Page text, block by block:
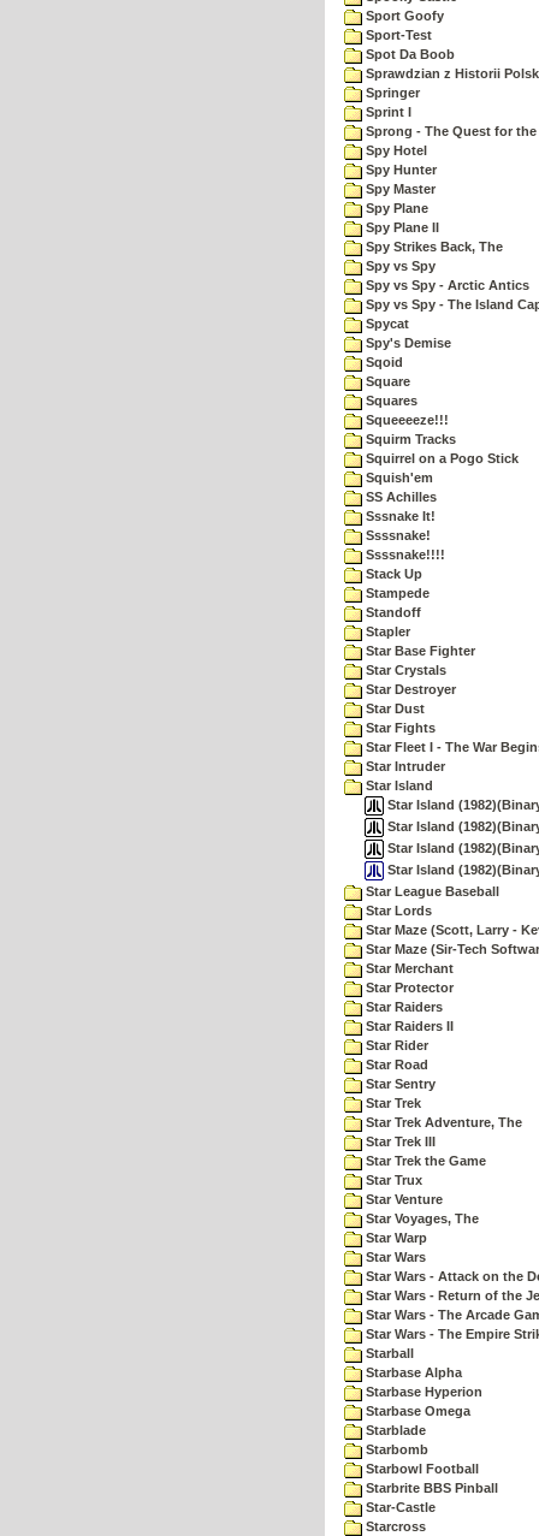
Sport Goofy
Sport-Test
Spot Da Boob
Sprawdzian z Historii
Springer
Sprint I
Sprong - The Quest for
Spy Hotel
Spy Hunter
Spy Master
Spy Plane
Spy Plane II
Spy Strikes Back, The
Spy vs Spy
Spy vs Spy - Arctic Antics
Spy vs Spy - The Island
Spycat
Spy's Demise
Sqoid
Square
Squares
Squeeeeze!!!
Squirm Tracks
Squirrel on a Pogo Stick
Squish'em
SS Achilles
Sssnake It!
Ssssnake!
Ssssnake!!!!
Stack Up
Stampede
Standoff
Stapler
Star Base Fighter
Star Crystals
Star Destroyer
Star Dust
Star Fights
Star Fleet I - The War
Star Intruder
Star Island
Star Island
Star Island
Star Island
Star Island
Star League Baseball
Star Lords
Star Maze (Scott, Larry -
Star Maze (Sir-Tech
Star Merchant
Star Protector
Star Raiders
Star Raiders II
Star Rider
Star Road
Star Sentry
Star Trek
Star Trek Adventure, The
Star Trek III
Star Trek the Game
Star Trux
Star Venture
Star Voyages, The
Star Warp
Star Wars
Star Wars - Attack on the
Star Wars - Return of the
Star Wars - The Arcade
Star Wars - The Empire
Starball
Starbase Alpha
Starbase Hyperion
Starbase Omega
Starblade
Starbomb
Starbowl Football
Starbrite BBS Pinball
Star-Castle
Starcross